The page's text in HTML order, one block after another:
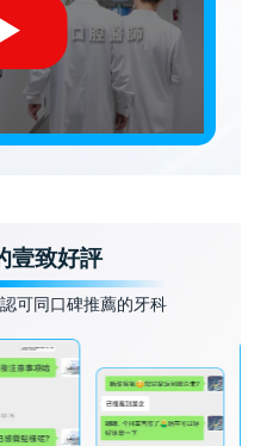
壹致好評
可同口碑推薦的牙科